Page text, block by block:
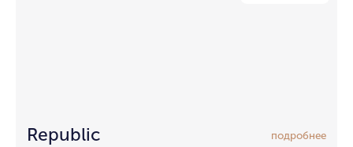
Republic подробнее